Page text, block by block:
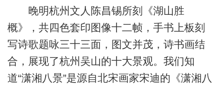
晚明杭州文人陈昌锡所刻《湖山胜
概》，共四色套印图像十二帧，手书上板刻
写诗歌题咏三十三面，图文并茂，诗书画结
合，展现了杭州吴山的十大景观。我们知
道“潇湘八景”是源自北宋画家宋迪的《潇湘八